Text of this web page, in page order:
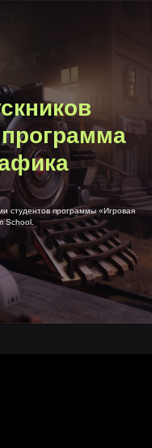
студентов программы «Игровая
School.